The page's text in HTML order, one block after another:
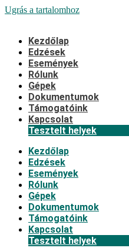
Ugrás a tartalomhoz
Kezdőlap
Edzések
Események
Rólunk
Gépek
Dokumentumok
Támogatóink
Kapcsolat
Tesztelt helyek
Kezdőlap
Edzések
Események
Rólunk
Gépek
Dokumentumok
Támogatóink
Kapcsolat
Tesztelt helyek